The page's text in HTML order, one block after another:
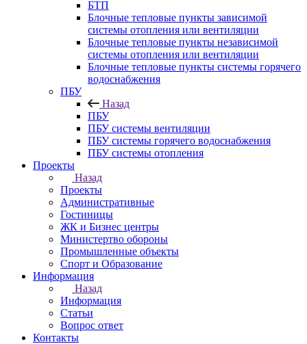
БТП
Блочные тепловые пункты зависимой
системы отопления или вентиляции
Блочные тепловые пункты независимой
системы отопления или вентиляции
Блочные тепловые пункты системы горячего
водоснабжения
ПБУ
Назад
ПБУ
ПБУ системы вентиляции
ПБУ системы горячего водоснабжения
ПБУ системы отопления
Проекты
Назад
Проекты
Административные
Гостиницы
ЖК и Бизнес центры
Министертво обороны
Промышленные объекты
Спорт и Образование
Информация
Назад
Информация
Статьи
Вопрос ответ
Контакты